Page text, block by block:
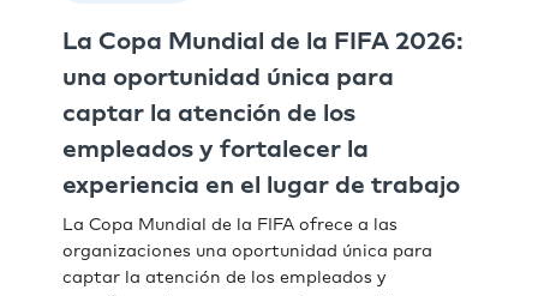
La Copa Mundial de la FIFA 2026:
una oportunidad única para
captar la atención de los
empleados y fortalecer la
experiencia en el lugar de trabajo
La Copa Mundial de la FIFA ofrece a las
organizaciones una oportunidad única para
captar la atención de los empleados y